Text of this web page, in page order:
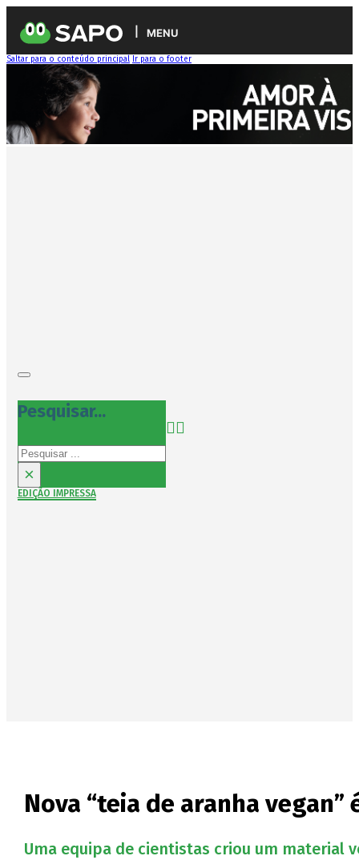
MENU
Saltar para o conteúdo principal Ir para o footer
Pesquisar...
Pesquisar
×
EDIÇÃO IMPRESSA
Nova “teia de aranha
Uma equipa de cientistas criou um material